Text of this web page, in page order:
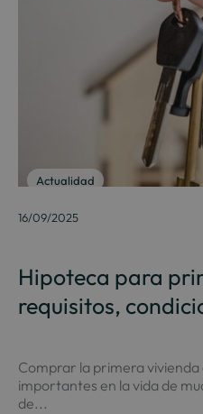
Actualidad
16/09/2025
Hipoteca para
requisitos,
Comprar la primera vivienda
importantes en la vida de
de...